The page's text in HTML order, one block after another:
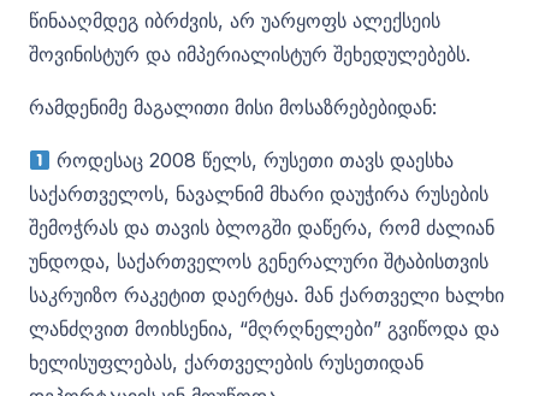
წინააღმდეგ იბრძვის, არ უარყოფს ალექსეის
შოვინისტურ და იმპერიალისტურ შეხედულებებს.
რამდენიმე მაგალითი მისი მოსაზრებებიდან:
როდესაც 2008 წელს, რუსეთი თავს დაესხა
საქართველოს, ნავალნიმ მხარი დაუჭირა რუსების
შემოჭრას და თავის ბლოგში დაწერა, რომ ძალიან
უნდოდა, საქართველოს გენერალური შტაბისთვის
საკრუიზო რაკეტით დაერტყა. მან ქართველი ხალხი
ლანძღვით მოიხსენია, “მღრღნელები” გვიწოდა და
ხელისუფლებას, ქართველების რუსეთიდან